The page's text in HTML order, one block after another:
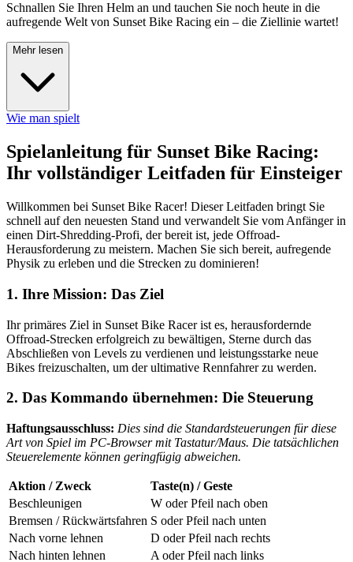
Schnallen Sie Ihren Helm an und tauchen Sie noch heute in die
aufregende Welt von Sunset Bike Racing ein – die Ziellinie wartet!
Mehr lesen
Wie man spielt
Spielanleitung für Sunset Bike Racing:
Ihr vollständiger Leitfaden für Einsteiger
Willkommen bei Sunset Bike Racer! Dieser Leitfaden bringt Sie
schnell auf den neuesten Stand und verwandelt Sie vom Anfänger in
einen Dirt-Shredding-Profi, der bereit ist, jede Offroad-
Herausforderung zu meistern. Machen Sie sich bereit, aufregende
Physik zu erleben und die Strecken zu dominieren!
1. Ihre Mission: Das Ziel
Ihr primäres Ziel in Sunset Bike Racer ist es, herausfordernde
Offroad-Strecken erfolgreich zu bewältigen, Sterne durch das
Abschließen von Levels zu verdienen und leistungsstarke neue
Bikes freizuschalten, um der ultimative Rennfahrer zu werden.
2. Das Kommando übernehmen: Die Steuerung
Haftungsausschluss: Dies sind die Standardsteuerungen für diese
Art von Spiel im PC-Browser mit Tastatur/Maus. Die tatsächlichen
Steuerelemente können geringfügig abweichen.
Aktion / Zweck
Taste(n) / Geste
Beschleunigen
W oder Pfeil nach oben
Bremsen / Rückwärtsfahren S oder Pfeil nach unten
Nach vorne lehnen
D oder Pfeil nach rechts
Nach hinten lehnen
A oder Pfeil nach links